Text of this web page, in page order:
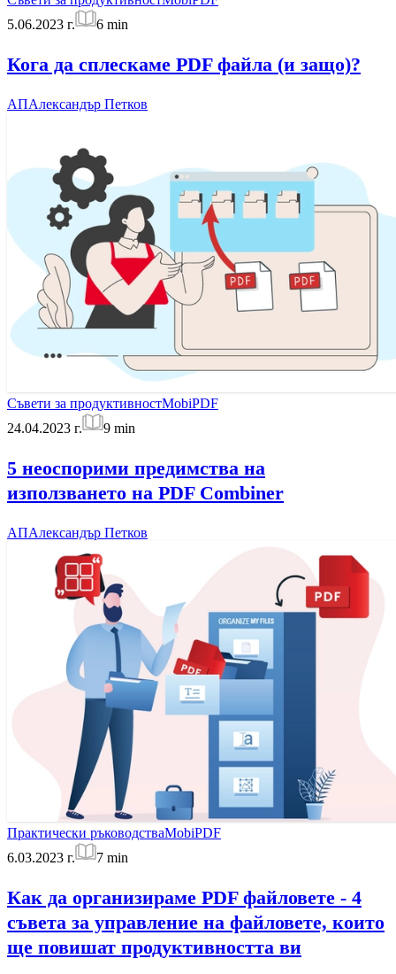
5.06.2023 г.
6 min
Кога да сплескаме PDF файла (и защо)?
АПАлександър Петков
Съвети за продуктивностMobiPDF
24.04.2023 г.
9 min
5 неоспорими предимства на
използването на PDF Combiner
АПАлександър Петков
Практически ръководстваMobiPDF
6.03.2023 г.
7 min
Как да организираме PDF файловете - 4
съвета за управление на файловете, които
ще повишат продуктивността ви